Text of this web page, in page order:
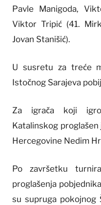
Pavle Manigoda,
Viktor Tripić (41.
Jovan Stanišić).
U susretu za treće
Istočnog Sarajeva
Za igrača koji
Katalinskog
Hercegovine Nedim
Po završetku
proglašenja
su supruga pokojnog